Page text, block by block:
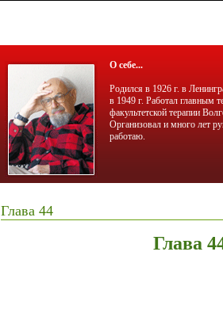
О себе...
Родился в 1926 г. в
в 1949 г. Работал главным
факультетской терапии
Организовал и много лет
работаю.
Глава 44
Глава